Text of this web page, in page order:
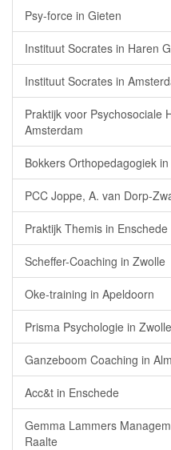
Psy-force in Gieten
Instituut Socrates in Haren
Instituut Socrates in
Praktijk voor Psychosociale
Amsterdam
Bokkers Orthopedagogiek
PCC Joppe, A. van Dorp-
Praktijk Themis in Enschede
Scheffer-Coaching in Zwolle
Oke-training in Apeldoorn
Prisma Psychologie in Zwolle
Ganzeboom Coaching in
Acc&t in Enschede
Gemma Lammers
Raalte